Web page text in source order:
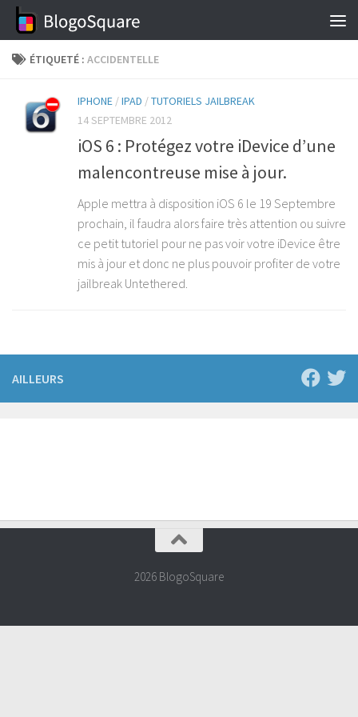
Skip to content
ÉTIQUETÉ : ACCIDENTELLE
IPHONE /IPAD /TUTORIELS JAILBREAK
14 SEPTEMBRE 2012
iOS 6 : Protégez votre iDevice d’une
malencontreuse mise à jour.
Apple mettra à disposition iOS 6 le 19 Septembre
prochain, il faudra alors faire très attention ou suivre
ce petit tutoriel pour ne pas voir votre iDevice être
mis à jour et donc ne plus pouvoir profiter de votre
jailbreak Untethered.
AILLEURS
2026 BlogoSquare